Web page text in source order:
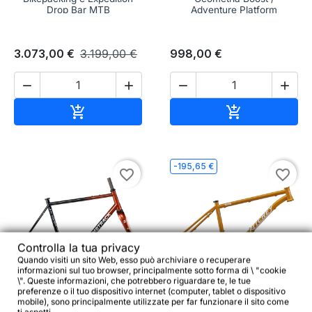
Drop Bar MTB
3.073,00 € 3.199,00 €
 

Adventure Platform
998,00 €
 


favorite_border
BOMBTRACK Hook EXT
-195,65 €

favorite_border
Controlla la tua privacy
Quando visiti un sito Web, esso può archiviare o recuperare
informazioni sul tuo browser, principalmente sotto forma di \ "cookie
\". Queste informazioni, che potrebbero riguardare te, le tue
preferenze o il tuo dispositivo internet (computer, tablet o dispositivo
mobile), sono principalmente utilizzate per far funzionare il sito come